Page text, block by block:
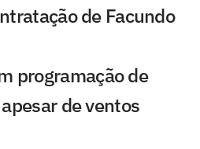
de Facundo
programação de
de ventos